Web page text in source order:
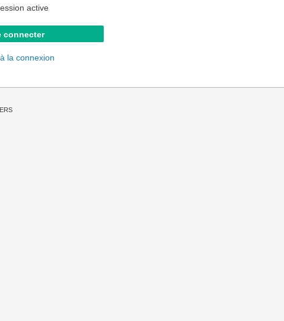
active
la connexion